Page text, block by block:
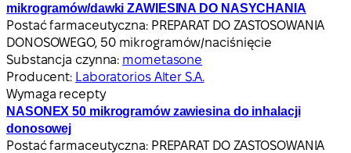
mikrogramów/dawki ZAWIESINA DO NASYCHANIA
Postać farmaceutyczna: PREPARAT DO ZASTOSOWANIA
DONOSOWEGO, 50 mikrogramów/naciśnięcie
Substancja czynna: mometasone
Producent: Laboratorios Alter S.A.
Wymaga recepty
NASONEX 50 mikrogramów zawiesina do inhalacji
donosowej
Postać farmaceutyczna: PREPARAT DO ZASTOSOWANIA